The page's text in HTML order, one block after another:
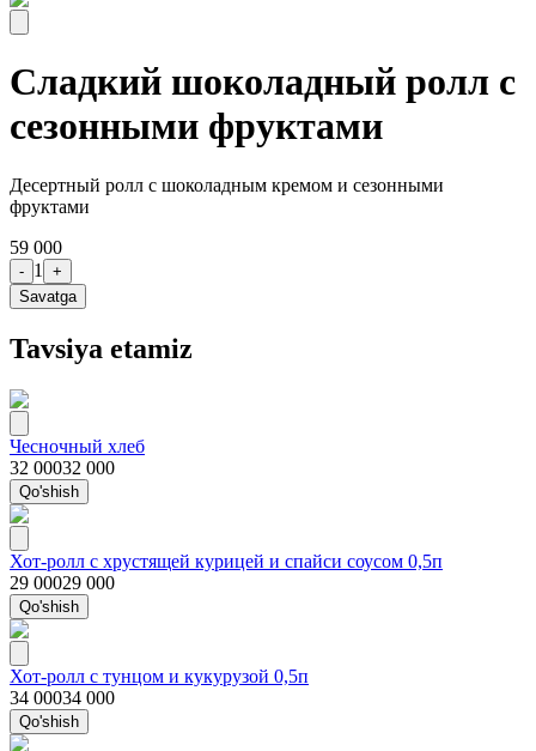
Сладкий шоколадный ролл с
сезонными фруктами
Десертный ролл с шоколадным кремом и сезонными
фруктами
59 000
- 1
+
Savatga
Tavsiya etamiz
Чесночный хлеб
32 00032 000
Qo'shish
Хот-ролл с хрустящей курицей и спайси соусом 0,5п
29 00029 000
Qo'shish
Хот-ролл с тунцом и кукурузой 0,5п
34 00034 000
Qo'shish